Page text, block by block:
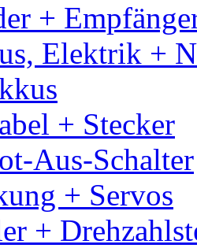
+
Elektrik +
+ Stecker
Aus-Schalter
+ Servos
+